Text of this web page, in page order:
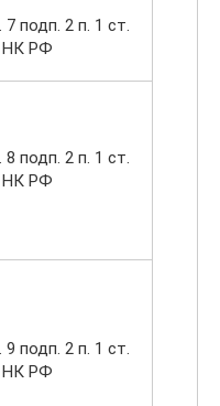
7 подп. 2 п. 1 ст.
НК РФ
8 подп. 2 п. 1 ст.
НК РФ
9 подп. 2 п. 1 ст.
НК РФ